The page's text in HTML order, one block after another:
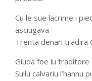
Cu le sue lacrime i
asciugava
Trenta denari tradira
Giuda foe lu traditore
Sullu calvariu l’hannu